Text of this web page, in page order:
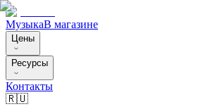
МузыкаВ магазине
Цены
Ресурсы
Контакты
🇷🇺